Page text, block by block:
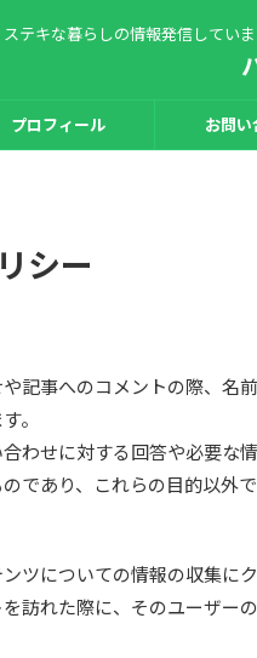
ステキな暮らしの情報発信してい
プロフィール お問い
シー
記事へのコメントの際、名
。
わせに対する回答や必要な
であり、これらの目的以外
ツについての情報の収集に
訪れた際に、そのユーザー